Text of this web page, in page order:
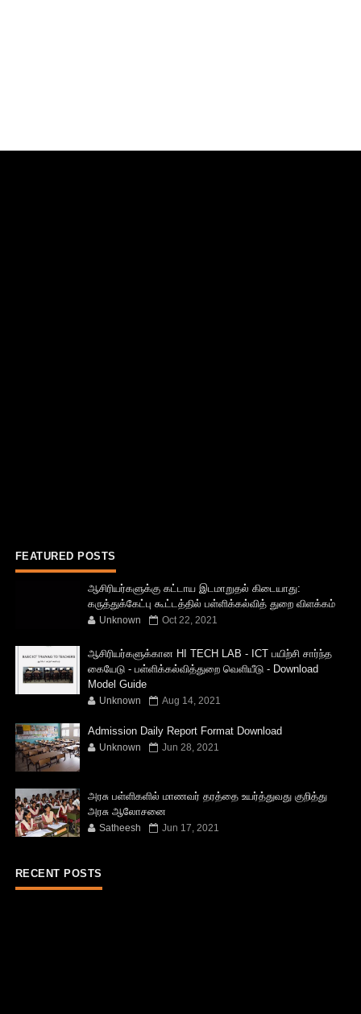
FEATURED POSTS
ஆசிரியர்களுக்கு கட்டாய இடமாறுதல் கிடையாது:
கருத்துக்கேட்பு கூட்டத்தில் பள்ளிக்கல்வித் துறை விளக்கம்
Unknown Oct 22, 2021
ஆசிரியர்களுக்கான HI TECH LAB - ICT பயிற்சி சார்ந்த
கையேடு - பள்ளிக்கல்வித்துறை வெளியீடு - Download
Model Guide
Unknown Aug 14, 2021
Admission Daily Report Format Download
Unknown Jun 28, 2021
அரசு பள்ளிகளில் மாணவர் தரத்தை உயர்த்துவது குறித்து
அரசு ஆலோசனை
Satheesh Jun 17, 2021
RECENT POSTS